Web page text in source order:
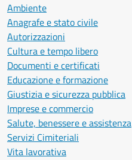
Ambiente
Anagrafe e stato civile
Autorizzazioni
Cultura e tempo libero
Documenti e certificati
Educazione e formazione
Giustizia e sicurezza pubblica
Imprese e commercio
Salute, benessere e assistenza
Servizi Cimiteriali
Vita lavorativa